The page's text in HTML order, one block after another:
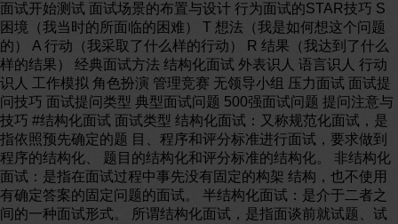
面试开始测试 面试场景的布置与设计 行为面试的STAR技巧 S
困境（我当时的所面临的困难） T 想法（我是如何想这个问题
的） A 行动（我采取了什么样的行动） R 结果（我达到了什么
样的结果） 经典面试方法 结构化面试 外表识人 语言识人 行动
识人 工作模拟 角色扮演 管理竞赛 无领导小组 压力面试 面试提
问技巧 面试提问类型 典型面试问题 500强面试问题 提问注意与
技巧 #结构化面试 面试类型 结构化面试：又称规范化面试，是
指依照预先确定的题 目、程序和评分标准进行面试，要求做到
程序的结构化、 题目的结构化和评分标准的结构化。 非结构化
面试：是指在面试过程中事先没有固定的构架 结构，也不使用
有确定答案的固定问题的面试。 半结构化面试：是介于二者之
间的一种面试形式。 所谓结构化面试，是指面谈前就试题、试